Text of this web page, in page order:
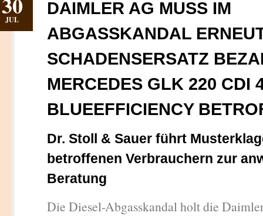
DAIMLER AG MUSS IM
ABGASSKANDAL
SCHADENSERSATZ
MERCEDES GLK 220 CDI
BLUEEFFICIENCY
JUL
Dr. Stoll & Sauer führt
betroffenen Verbrauchern zur
Beratung
Die Diesel-Abgasskandal holt die